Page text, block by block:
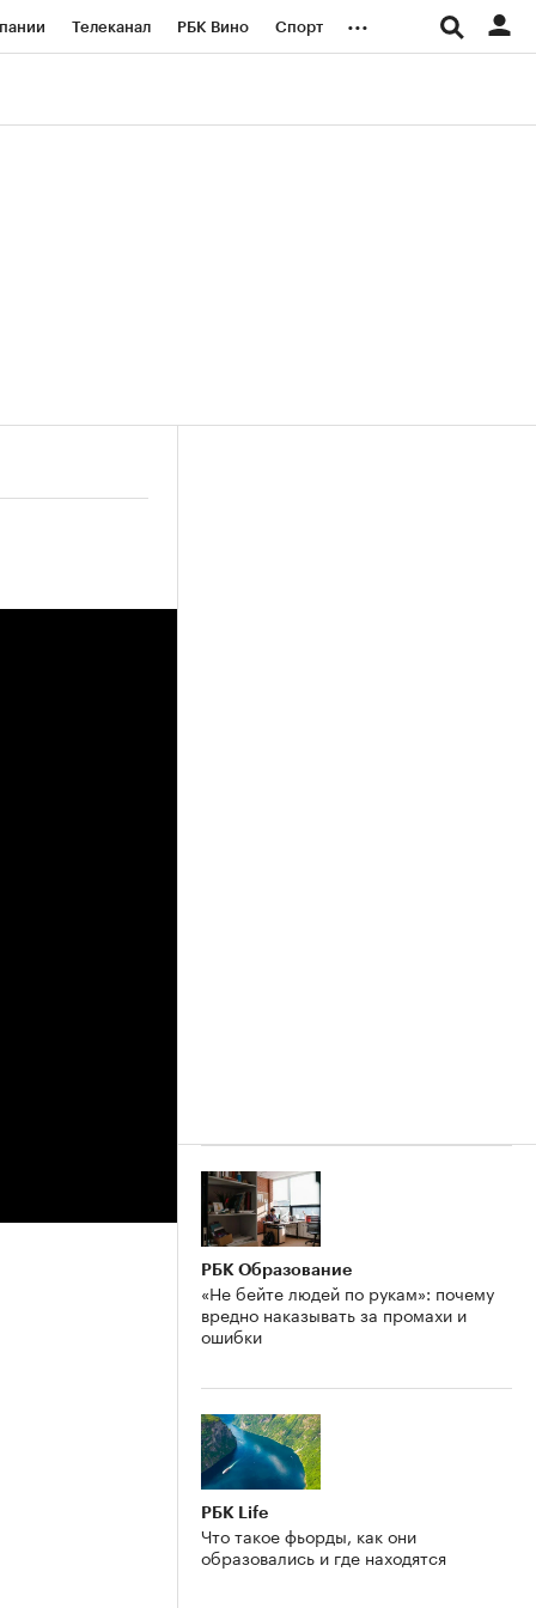
Телеканал РБК Вино Спорт ...
РБК Образование
«Не бейте людей по рукам»: почему
вредно наказывать за промахи и
ошибки
РБК Life
Что такое фьорды, как они
образовались и где находятся